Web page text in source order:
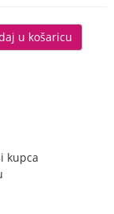
u košaricu
kupca